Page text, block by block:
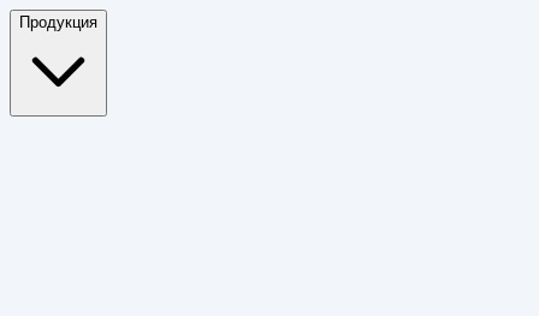
Продукция